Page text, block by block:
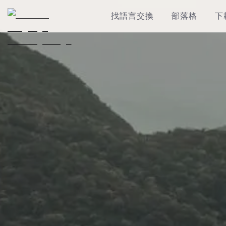
找語言交換 部落格 下